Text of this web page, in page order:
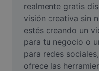
AI Text Remover
AI People Remover
AI Inpainting
realmente gratis
visión creativa sin
estés creando un
para tu negocio o
para redes
ofrece las